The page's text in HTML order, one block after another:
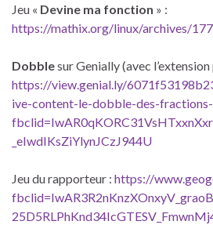
Jeu « Devine ma fonction » :
https://mathix.org/linux/archives/
Dobblesur Genially (avec
https://view.genial.ly/
ive-content-le-dobble-des-
_eIwdIKsZiYlynJCzJ944U
Jeu du rapporteur : https://